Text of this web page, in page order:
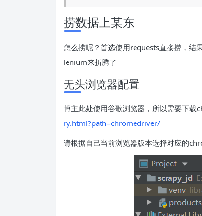
捞数据上某东
怎么捞呢？首选使用requests直接捞，结
lenium来折腾了
无头浏览器配置
博主此处使用谷歌浏览器，所以需要下载
ry.html?path=chromedriver/
请根据自己当前浏览器版本选择对应的